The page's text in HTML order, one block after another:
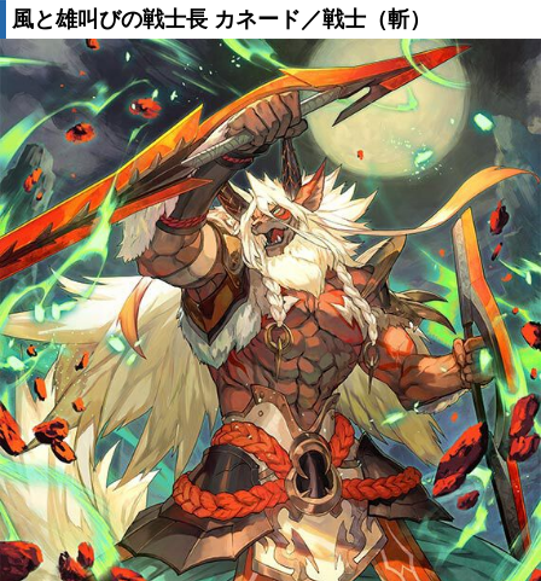
風と雄叫びの戦士長 カネード／戦士（斬）